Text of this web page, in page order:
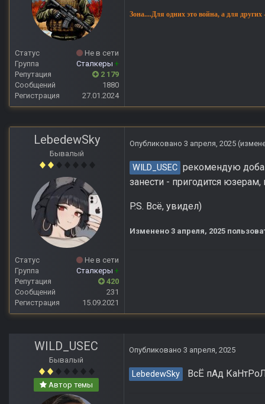
Статус
Не в сети
Группа
Сталкеры +
Репутация
2 179
Сообщений
1880
Регистрация
27.01.2024
Зона....Для одних это война, а для
LebedewSky
Бывалый
Статус
Не в сети
Группа
Сталкеры +
Репутация
420
Сообщений
231
Регистрация
15.09.2021
Опубликовано 3 апреля, 2025
WILD_USEC рекомендую
занести - пригодится
P.S. Всё, увидел)
Изменено 3 апреля, 2025
WILD_USEC
Бывалый
Автор темы
Опубликовано 3 апреля, 2025
LebedewSky ВсЁ пАд